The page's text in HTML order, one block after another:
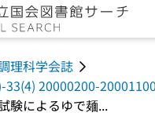
理科学会誌
33(4) 20000200-
験によるゆで麺...